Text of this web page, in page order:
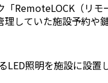
RemoteLOCK（リ
していた施設予約
照明を施設に設置